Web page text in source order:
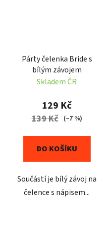
Párty čelenka Bride s
bílým závojem
Skladem ČR
129 Kč
139 Kč (–7 %)
DO KOŠÍKU
Součástí je bílý závoj na
čelence s nápisem...